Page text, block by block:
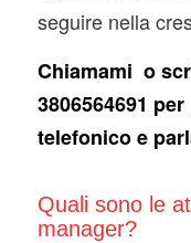
seguire nella
Chiamami o
3806564691
telefonico e
Quali sono le
manager?